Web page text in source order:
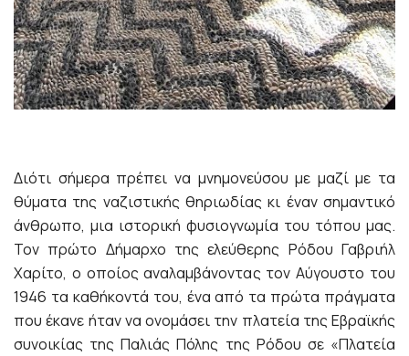
Διότι σήμερα πρέπει να μνημονεύσου με μαζί με τα
θύματα της ναζιστικής θηριωδίας κι έναν σημαντικό
άνθρωπο, μια ιστορική φυσιογνωμία του τόπου μας.
Τον πρώτο Δήμαρχο της ελεύθερης Ρόδου Γαβριήλ
Χαρίτο, ο οποίος αναλαμβάνοντας τον Αύγουστο του
1946 τα καθήκοντά του, ένα από τα πρώτα πράγματα
που έκανε ήταν να ονομάσει την πλατεία της Εβραϊκής
συνοικίας της Παλιάς Πόλης της Ρόδου σε «Πλατεία